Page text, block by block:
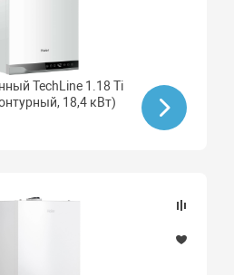
TechLine 1.18 Ti
18,4 кВт)